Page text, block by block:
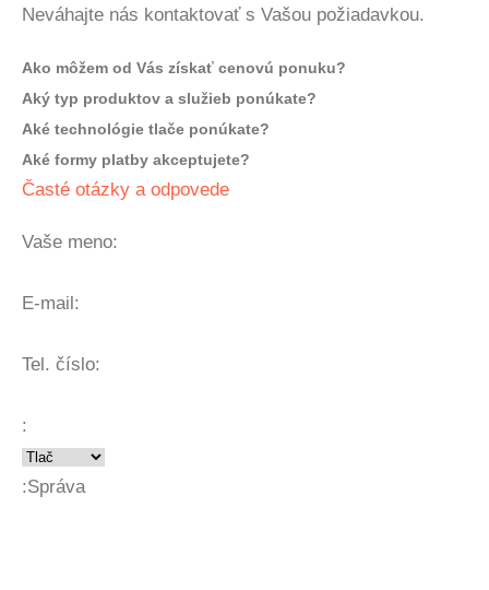
Neváhajte nás kontaktovať s Vašou požiadavkou.
Ako môžem od Vás získať cenovú ponuku?
Aký typ produktov a služieb ponúkate?
Aké technológie tlače ponúkate?
Aké formy platby akceptujete?
Časté otázky a odpovede
Vaše meno:
E-mail:
Tel. číslo:
:
:Správa